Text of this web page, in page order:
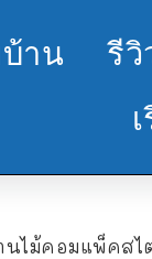
าน รี
นไม้คอมแพ็คส